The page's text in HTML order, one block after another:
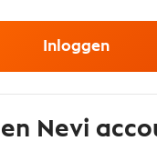
Inloggen
Nevi